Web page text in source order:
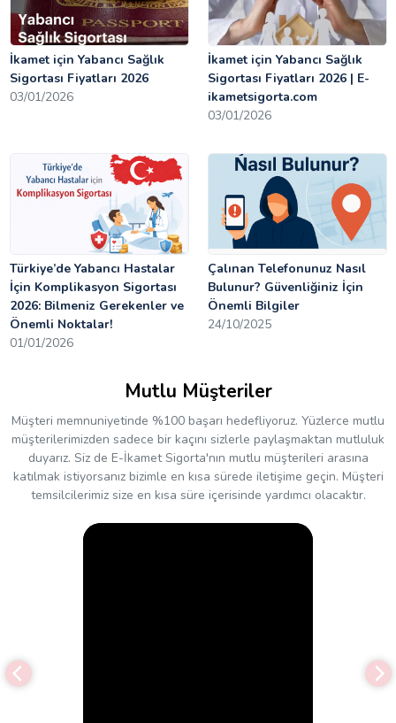
İkamet için Yabancı Sağlık
Sigortası Fiyatları 2026
03/01/2026
İkamet için Yabancı Sağlık
Sigortası Fiyatları 2026 | E-
ikametsigorta.com
03/01/2026
Türkiye’de Yabancı Hastalar
İçin Komplikasyon Sigortası
2026: Bilmeniz Gerekenler ve
Önemli Noktalar!
01/01/2026
Çalınan Telefonunuz Nasıl
Bulunur? Güvenliğiniz İçin
Önemli Bilgiler
24/10/2025
Mutlu Müşteriler
Müşteri memnuniyetinde %100 başarı hedefliyoruz. Yüzlerce mutlu
müşterilerimizden sadece bir kaçını sizlerle paylaşmaktan mutluluk
duyarız. Siz de E-İkamet Sigorta'nın mutlu müşterileri arasına
katılmak istiyorsanız bizimle en kısa sürede iletişime geçin. Müşteri
temsilcilerimiz size en kısa süre içerisinde yardımcı olacaktır.